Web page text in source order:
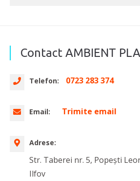
Contact AMBIENT
Telefon: 0723 283 374
Email: Trimite email
Adrese:
Str. Taberei nr. 5, Popești
Ilfov